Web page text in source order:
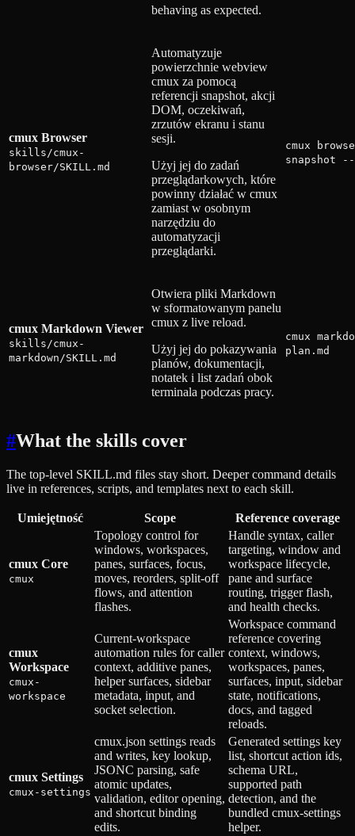
behaving as expected.
cmux Browser
skills/cmux-
browser/SKILL.md
Automatyzuje
powierzchnie webview
cmux za pomocą
referencji snapshot, akcji
DOM, oczekiwań,
zrzutów ekranu i stanu
sesji.
Użyj jej do zadań
przeglądarkowych, które
powinny działać w cmux
zamiast w osobnym
narzędziu do
automatyzacji
przeglądarki.
cmux
snapshot
cmux Markdown Viewer
skills/cmux-
markdown/SKILL.md
Otwiera pliki Markdown
w sformatowanym panelu
cmux z live reload.
Użyj jej do pokazywania
planów, dokumentacji,
notatek i list zadań obok
terminala podczas pracy.
cmux
plan.md
#What the skills cover
The top-level SKILL.md files stay short. Deeper command details
live in references, scripts, and templates next to each skill.
Umiejętność Scope Reference coverage
cmux Core
cmux
Topology control for
windows, workspaces,
panes, surfaces, focus,
moves, reorders, split-off
flows, and attention
flashes.
Handle syntax, caller
targeting, window and
workspace lifecycle,
pane and surface
routing, trigger flash,
and health checks.
cmux
Workspace
cmux-
workspace
Current-workspace
automation rules for caller
context, additive panes,
helper surfaces, sidebar
metadata, input, and
socket selection.
Workspace command
reference covering
context, windows,
workspaces, panes,
surfaces, input, sidebar
state, notifications,
docs, and tagged
reloads.
cmux Settings
cmux-settings
cmux.json settings reads
and writes, key lookup,
JSONC parsing, safe
atomic updates,
validation, editor opening,
and shortcut binding
edits.
Generated settings key
list, shortcut action ids,
schema URL,
supported path
detection, and the
bundled cmux-settings
helper.